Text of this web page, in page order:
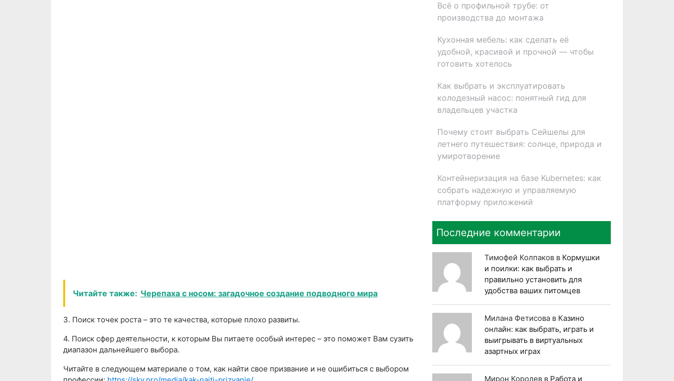
Читайте также: Черепаха с носом: загадочное создание подводного мира
3. Поиск точек роста – это те качества, которые плохо развиты.
4. Поиск сфер деятельности, к которым Вы питаете особый интерес – это поможет Вам сузить
диапазон дальнейшего выбора.
Читайте в следующем материале о том, как найти свое призвание и не ошибиться с выбором
Всё о профильной трубе: от
производства до монтажа
Кухонная мебель: как сделать её
удобной, красивой и прочной — чтобы
готовить хотелось
Как выбрать и эксплуатировать
колодезный насос: понятный гид для
владельцев участка
Почему стоит выбрать Сейшелы для
летнего путешествия: солнце, природа и
умиротворение
Контейнеризация на базе Kubernetes: как
собрать надежную и управляемую
платформу приложений
Последние комментарии
Тимофей Колпаков в Кормушки
и поилки: как выбрать и
правильно установить для
удобства ваших питомцев
Милана Фетисова в Казино
онлайн: как выбрать, играть и
выигрывать в виртуальных
азартных играх
Мирон Королев в Работа и